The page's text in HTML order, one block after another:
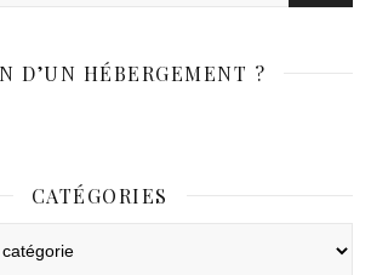
D’UN HÉBERGEMENT ?
CATÉGORIES